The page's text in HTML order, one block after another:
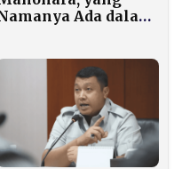
Ada dalam
Pusat?